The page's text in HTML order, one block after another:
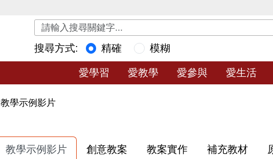
關鍵字搜尋
搜尋方式:
精確 模糊
愛學習 愛教學 愛參與 愛生活
教學示例影片
教學示例影片 創意教案 教案實作 補充教材